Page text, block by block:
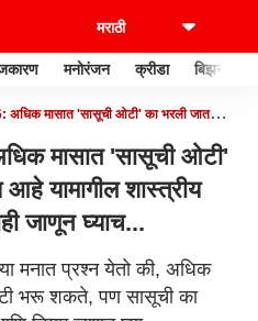
मनोरंजन क्रीडा बिझनेस
मासात 'सासूची ओटी' का भरली जात
मासात 'सासूची ओटी'
यामागील शास्त्रीय
जाणून घ्याच...
मनात प्रश्न येतो की, अधिक
भरू शकते, पण सासूची का